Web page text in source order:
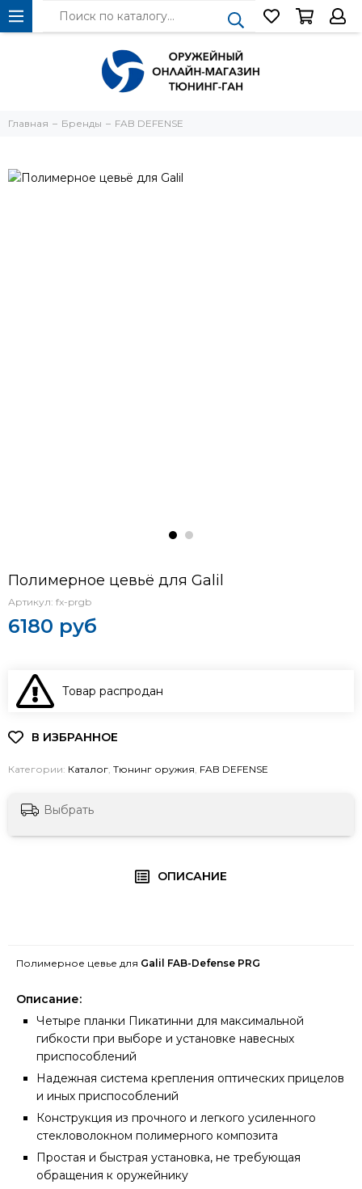
Главная Бренды FAB DEFENSE
Полимерное цевьё для Galil
Артикул: fx-prgb
6180 руб
Товар распродан
Категории: Каталог, Тюнинг оружия, FAB DEFENSE
Выбрать
ОПИСАНИЕ
Полимерное цевье для Galil FAB-Defense PRG
Описание:
Четыре планки Пикатинни для максимальной
гибкости при выборе и установке навесных
приспособлений
Надежная система крепления оптических прицелов
и иных приспособлений
Конструкция из прочного и легкого усиленного
стекловолокном полимерного композита
Простая и быстрая установка, не требующая
обращения к оружейнику